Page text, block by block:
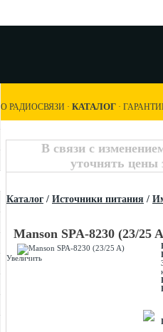
О РАДИОСВЯЗИ · КАТАЛОГ ·
В связи с
уточнять цены
Каталог / Источники питания /
Manson SPA-8230 (23/25
Увеличить